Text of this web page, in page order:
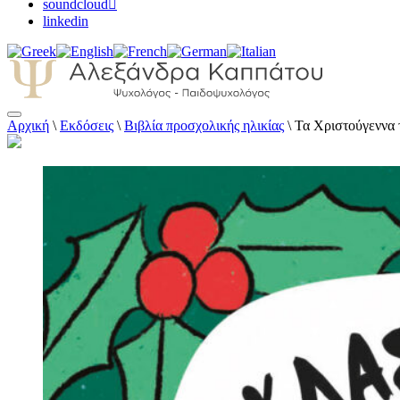
soundcloud
linkedin
Αλεξάνδρα Καππάτου Ψυχολόγος –
Αρχική \ Εκδόσεις \ Βιβλία προσχολικής ηλικίας \ Τα Χριστούγεννα